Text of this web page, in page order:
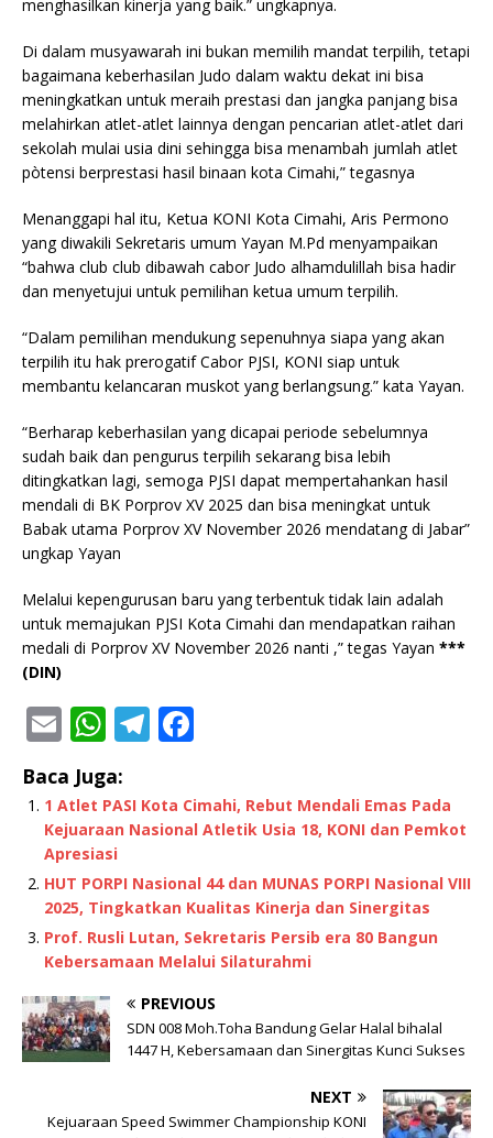
menghasilkan kinerja yang baik.” ungkapnya.
Di dalam musyawarah ini bukan memilih mandat terpilih, tetapi
bagaimana keberhasilan Judo dalam waktu dekat ini bisa
meningkatkan untuk meraih prestasi dan jangka panjang bisa
melahirkan atlet-atlet lainnya dengan pencarian atlet-atlet dari
sekolah mulai usia dini sehingga bisa menambah jumlah atlet
pòtensi berprestasi hasil binaan kota Cimahi,” tegasnya
Menanggapi hal itu, Ketua KONI Kota Cimahi, Aris Permono
yang diwakili Sekretaris umum Yayan M.Pd menyampaikan
“bahwa club club dibawah cabor Judo alhamdulillah bisa hadir
dan menyetujui untuk pemilihan ketua umum terpilih.
“Dalam pemilihan mendukung sepenuhnya siapa yang akan
terpilih itu hak prerogatif Cabor PJSI, KONI siap untuk
membantu kelancaran muskot yang berlangsung.” kata Yayan.
“Berharap keberhasilan yang dicapai periode sebelumnya
sudah baik dan pengurus terpilih sekarang bisa lebih
ditingkatkan lagi, semoga PJSI dapat mempertahankan hasil
mendali di BK Porprov XV 2025 dan bisa meningkat untuk
Babak utama Porprov XV November 2026 mendatang di Jabar”
ungkap Yayan
Melalui kepengurusan baru yang terbentuk tidak lain adalah
untuk memajukan PJSI Kota Cimahi dan mendapatkan raihan
medali di Porprov XV November 2026 nanti ,” tegas Yayan ***
(DIN)
E
m
ai
l
W
at
s
A
p
p
T
e
g
ra
m
c
e
b
o
o
k
Baca Juga:
1 Atlet PASI Kota Cimahi, Rebut Mendali Emas Pada
Kejuaraan Nasional Atletik Usia 18, KONI dan Pemkot
Apresiasi
HUT PORPI Nasional 44 dan MUNAS PORPI Nasional VIII
2025, Tingkatkan Kualitas Kinerja dan Sinergitas
Prof. Rusli Lutan, Sekretaris Persib era 80 Bangun
Kebersamaan Melalui Silaturahmi
PREVIOUS
SDN 008 Moh.Toha Bandung Gelar Halal bihalal
1447 H, Kebersamaan dan Sinergitas Kunci Sukses
NEXT
Kejuaraan Speed Swimmer Championship KONI